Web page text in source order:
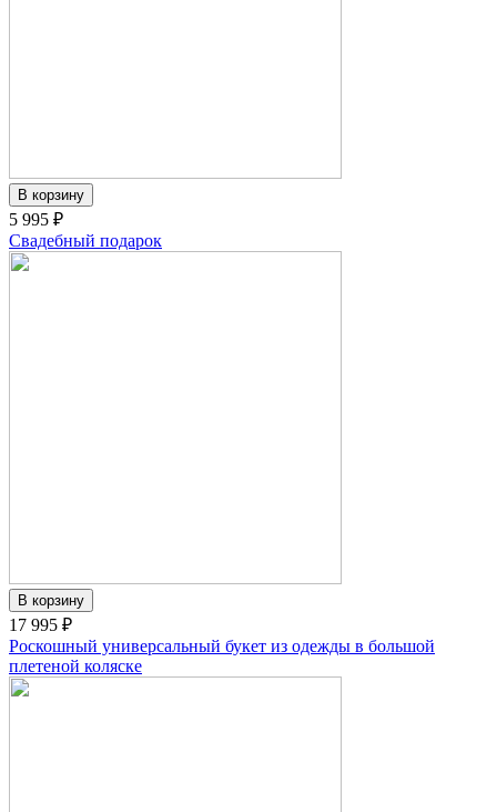
5 995 ₽
Свадебный подарок
17 995 ₽
Роскошный универсальный букет из одежды в большой
плетеной коляске